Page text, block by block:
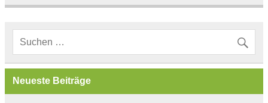
Neueste Beiträge